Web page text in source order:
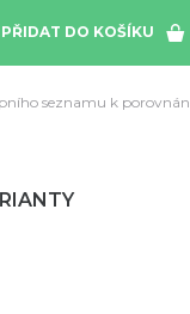
PŘIDAT DO KOŠÍKU
seznamu k